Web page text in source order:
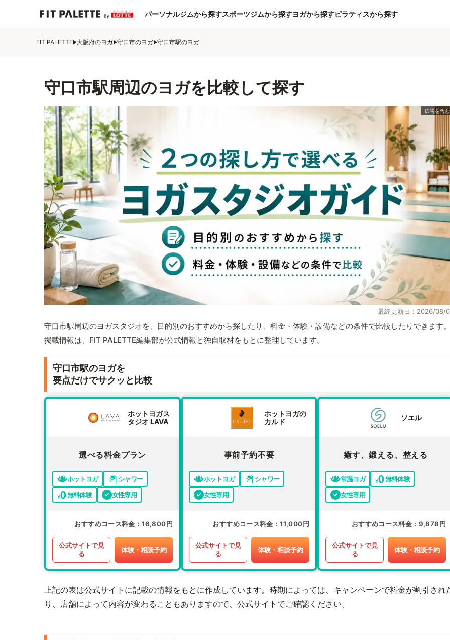
パーソナルジムから探すスポーツジムから探すヨガから探すピラティスから探す
FIT PALETTE 大阪府のヨガ 守口市のヨガ 守口市駅のヨガ
守口市駅周辺のヨガを比較して探す
最終更新日：2026/08/
守口市駅周辺のヨガスタジオを、目的別のおすすめから探したり、料金・体験・設備などの条件で比較したりできます
掲載情報は、FIT PALETTE編集部が公式情報と独自取材をもとに整理しています。
守口市駅のヨガを
要点だけでサクッと比較
ホットヨガス
タジオ LAVA
選べる料金プラン
ホットヨガ
シャワー
無料体験
女性専用
おすすめコース料金 16,800円
公式サイトで見
る
体験・相談予約
ホットヨガの
カルド
事前予約不要
ホットヨガ
シャワー
女性専用
おすすめコース料金 11,000円
公式サイトで見
る
体験・相談予約
ソエル
癒す、鍛える、整える
常温ヨガ
無料体験
女性専用
おすすめコース料金 9,878円
公式サイトで見
る
体験・相談予約
上記の表は公式サイトに記載の情報をもとに作成しています。時期によっては、キャンペーンで料金が割引され
り、店舗によって内容が変わることもありますので、公式サイトでご確認ください。